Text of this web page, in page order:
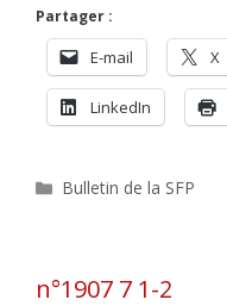
Partager :
E-mail X
LinkedIn
Catégories
Bulletin de la SFP
n°1907 7 1-2